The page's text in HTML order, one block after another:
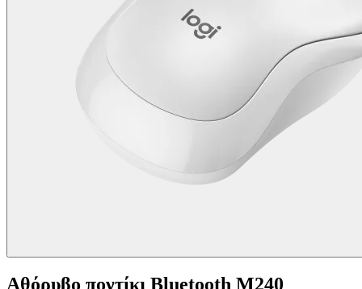
Αθόρυβο ποντίκι Bluetooth M240